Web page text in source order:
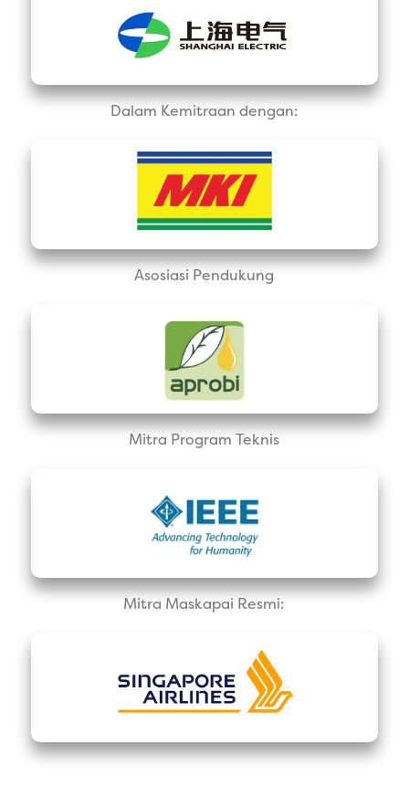
Dalam Kemitraan dengan:
Asosiasi Pendukung
Mitra Program Teknis
Mitra Maskapai Resmi: